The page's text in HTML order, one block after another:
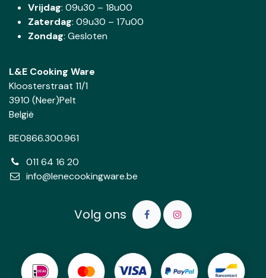
Vrijdag: 09u30 – 18u00
Zaterdag: 09u30 – 17u00
Zondag: Gesloten
L&E Cooking Ware
Kloosterstraat 11/1
3910 (Neer)Pelt
België
BE0866.300.961
011 64 16 20
info@lenecookingware.be
Volg ons